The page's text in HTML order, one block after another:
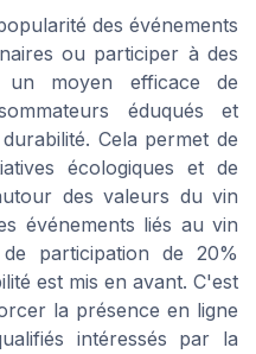
des événements
ou participer à des
moyen efficace de
éduqués et
Cela permet de
écologiques et de
des valeurs du vin
événements liés au vin
participation de 20%
est mis en avant. C'est
la présence en ligne
intéressés par la